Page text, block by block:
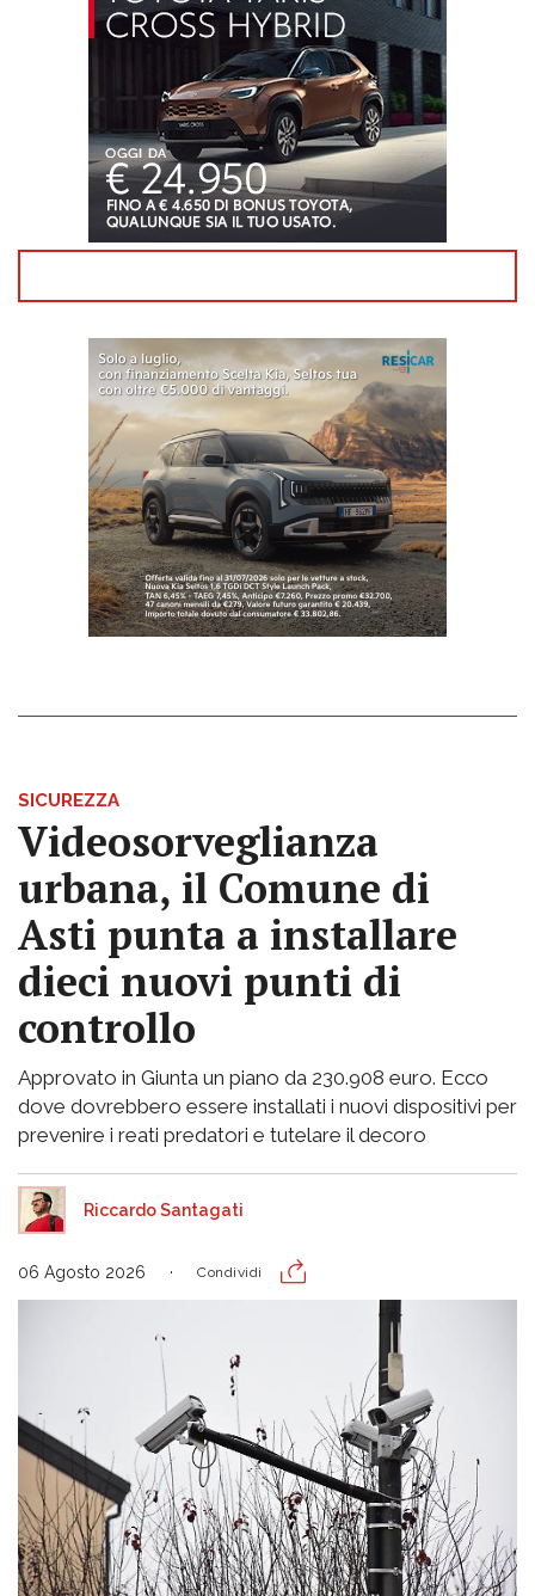
SICUREZZA
Videosorveglianza
urbana, il Comune di
Asti punta a installare
dieci nuovi punti di
controllo
Approvato in Giunta un piano da 230.908 euro. Ecco
dove dovrebbero essere installati i nuovi dispositivi per
prevenire i reati predatori e tutelare il decoro
Riccardo Santagati
06 Agosto 2026 Condividi